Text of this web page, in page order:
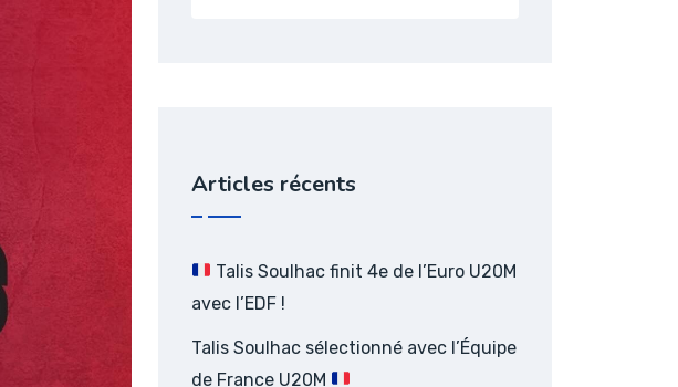
Articles récents
Talis Soulhac finit 4e de l’Euro U20M
avec l’EDF !
Talis Soulhac sélectionné avec l’Équipe
de France U20M